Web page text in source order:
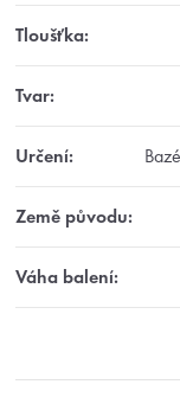
Tloušťka:
Tvar:
Určení:
Země původu:
Váha balení: